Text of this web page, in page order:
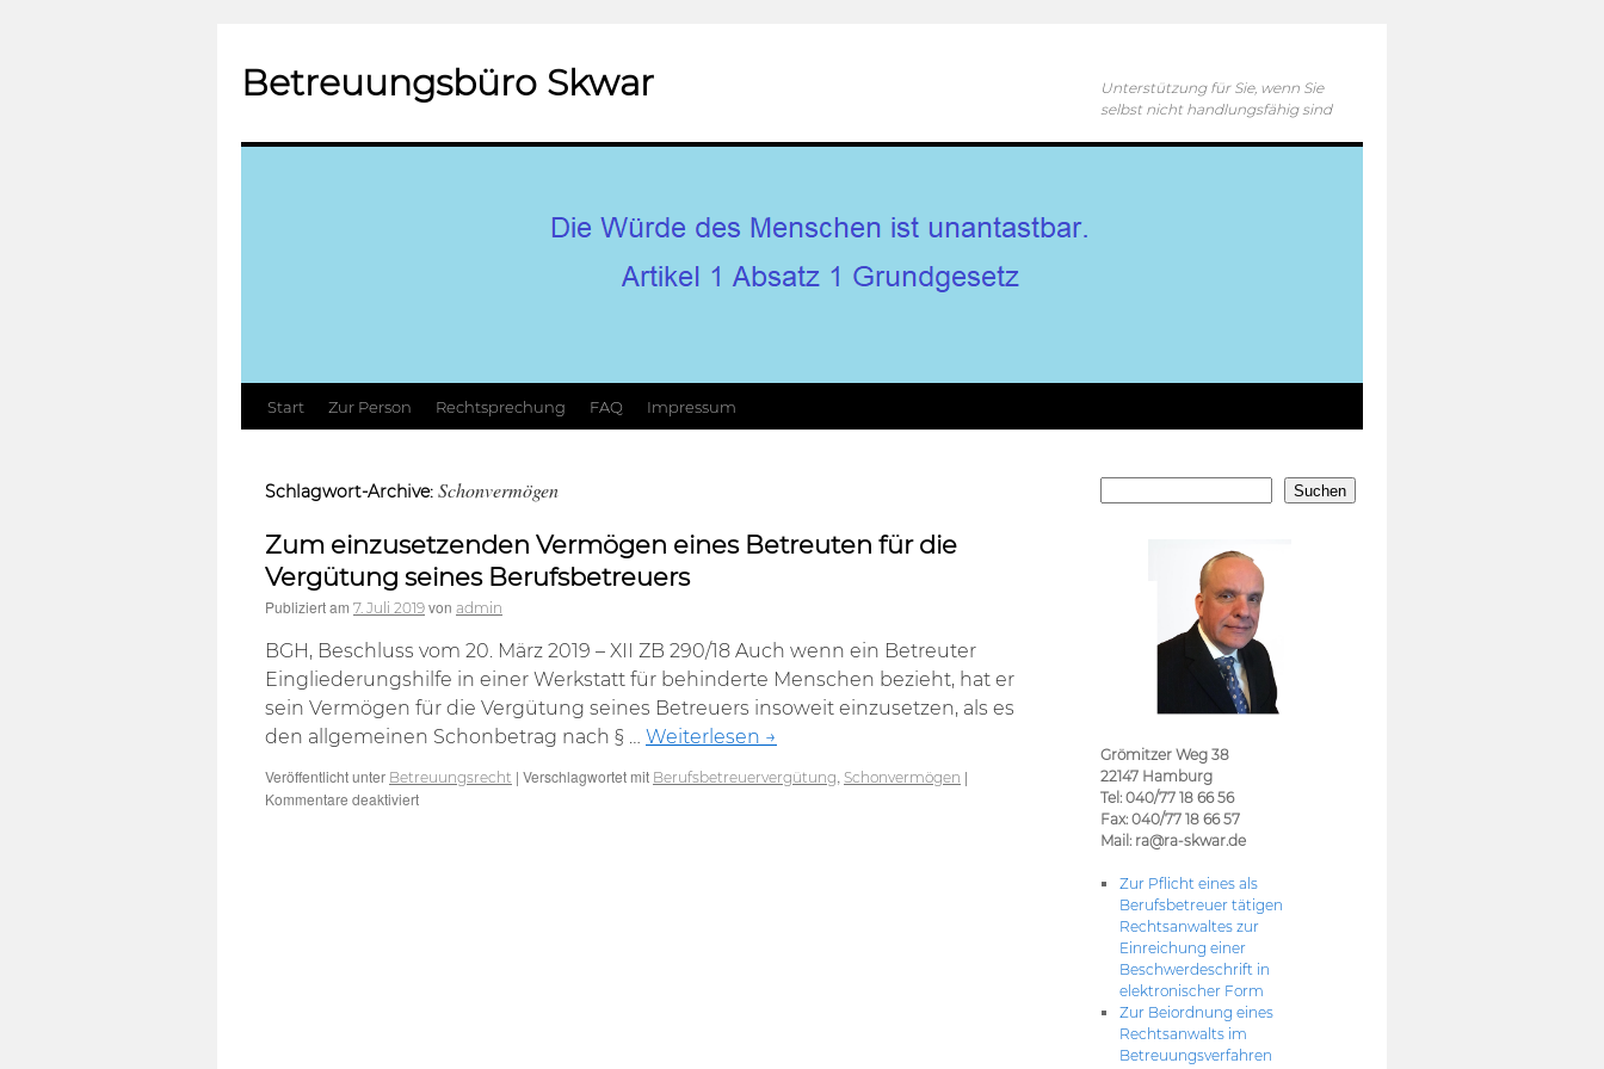
Betreuungsbüro Skwar
Unterstützung für Sie, wenn Sie
selbst nicht handlungsfähig sind
Zum
springen
Start Zur Person Rechtsprechung FAQ Impressum
Schlagwort-Archive: Schonvermögen
Zum einzusetzenden Vermögen eines Betreuten für die
Vergütung seines Berufsbetreuers
Publiziert am 7. Juli 2019 von admin
BGH, Beschluss vom 20. März 2019 – XII ZB 290/18 Auch wenn ein Betreuter
Eingliederungshilfe in einer Werkstatt für behinderte Menschen bezieht, hat er
sein Vermögen für die Vergütung seines Betreuers insoweit einzusetzen, als es
den allgemeinen Schonbetrag nach § … Weiterlesen →
Veröffentlicht unter Betreuungsrecht | Verschlagwortet mit Berufsbetreuervergütung, Schonvermögen |
Kommentare deaktiviertfür
Suchen
Grömitzer Weg 38
22147 Hamburg
Tel: 040/77 18 66 56
Fax: 040/77 18 66 57
Mail: ra@ra-skwar.de
Zur Pflicht eines als
Berufsbetreuer tätigen
Rechtsanwaltes zur
Einreichung einer
Beschwerdeschrift in
elektronischer Form
Zur Beiordnung eines
Rechtsanwalts im
Betreuungsverfahren